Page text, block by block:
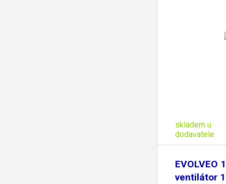
skladem u
dodavatele
EVOLVEO
ventilátor